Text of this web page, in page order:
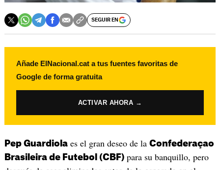
SEGUIR EN
Añade ElNacional.cat a tus fuentes favoritas de
Google de forma gratuita
ACTIVAR AHORA →
Pep Guardiolaes el gran deseo de la Confederaçao
Brasileira de Futebol (CBF)para su banquillo, pero